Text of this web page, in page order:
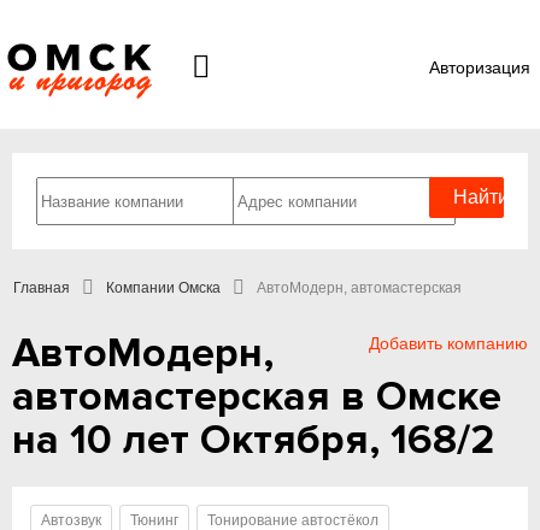
Авторизация
Главная Компании Омска АвтоМодерн, автомастерская
Добавить компанию
АвтоМодерн,
автомастерская в Омске
на 10 лет Октября, 168/2
Автозвук Тюнинг Тонирование автостёкол